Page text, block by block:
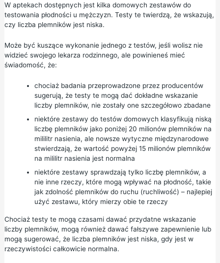
W aptekach dostępnych jest kilka domowych zestawów do
testowania płodności u mężczyzn. Testy te twierdzą, że wskazują,
czy liczba plemników jest niska.
Może być kuszące wykonanie jednego z testów, jeśli wolisz nie
widzieć swojego lekarza rodzinnego, ale powinieneś mieć
świadomość, że:
chociaż badania przeprowadzone przez producentów
sugerują, że testy te mogą dać dokładne wskazanie
liczby plemników, nie zostały one szczegółowo zbadane
niektóre zestawy do testów domowych klasyfikują niską
liczbę plemników jako poniżej 20 milionów plemników na
mililitr nasienia, ale nowsze wytyczne międzynarodowe
stwierdzają, że wartość powyżej 15 milionów plemników
na mililitr nasienia jest normalna
niektóre zestawy sprawdzają tylko liczbę plemników, a
nie inne rzeczy, które mogą wpływać na płodność, takie
jak zdolność plemników do ruchu (ruchliwość) – najlepiej
użyć zestawu, który mierzy obie te rzeczy
Chociaż testy te mogą czasami dawać przydatne wskazanie
liczby plemników, mogą również dawać fałszywe zapewnienie lub
mogą sugerować, że liczba plemników jest niska, gdy jest w
rzeczywistości całkowicie normalna.